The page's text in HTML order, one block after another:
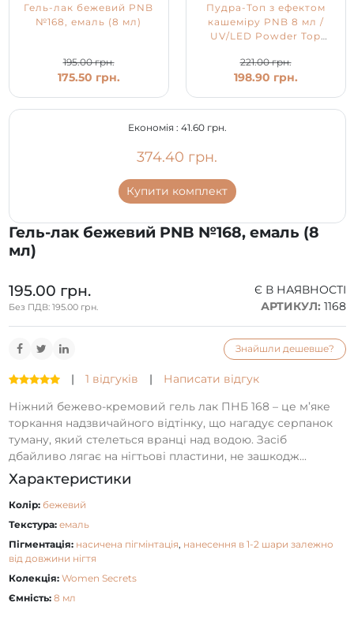
Гель-лак бежевий PNB №168, емаль (8
мл)
| 1 відгуків |
Написати відгук
Ніжний бежево-кремовий гель лак ПНБ 168 – це м’яке
торкання надзвичайного відтінку, що нагадує серпанок
туману, який стелеться вранці над водою. Засіб
дбайливо лягає на нігтьові пластини, не зашкодж...
Характеристики
Колір: бежевий
Текстура: емаль
Пігментація: насичена пігмінтація, нанесення в 1-2 шари залежно
від довжини нігтя
Колекція: Women Secrets
Ємність: 8 мл
195.00 грн.
Без ПДВ: 195.00 грн.
Є В НАЯВНОСТІ
АРТИКУЛ: 1168
Знайшли дешевше?
Гель-лак бежевий PNB
№168, емаль (8 мл)
195.00 грн.
175.50 грн.
Пудра-Топ з ефектом
кашеміру PNB 8 мл /
UV/LED Powder Top
221.00 грн.
198.90 грн.
Економія : 41.60 грн.
374.40 грн.
Купити комплект